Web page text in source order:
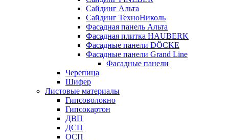
Сайдинг Альта
Сайдинг ТехноНиколь
Фасадная панель Альта
Фасадная плитка HAUBERK
Фасадные панели DÖCKE
Фасадные панели Grand Line
Фасадные панели
Черепица
Шифер
Листовые материалы
Гипсоволокно
Гипсокартон
ДВП
ДСП
ОСП